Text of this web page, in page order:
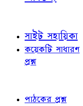
সাইট সহায়িকা
কয়েকটি সাধারণ
প্রশ্ন
পাঠকের প্রশ্ন